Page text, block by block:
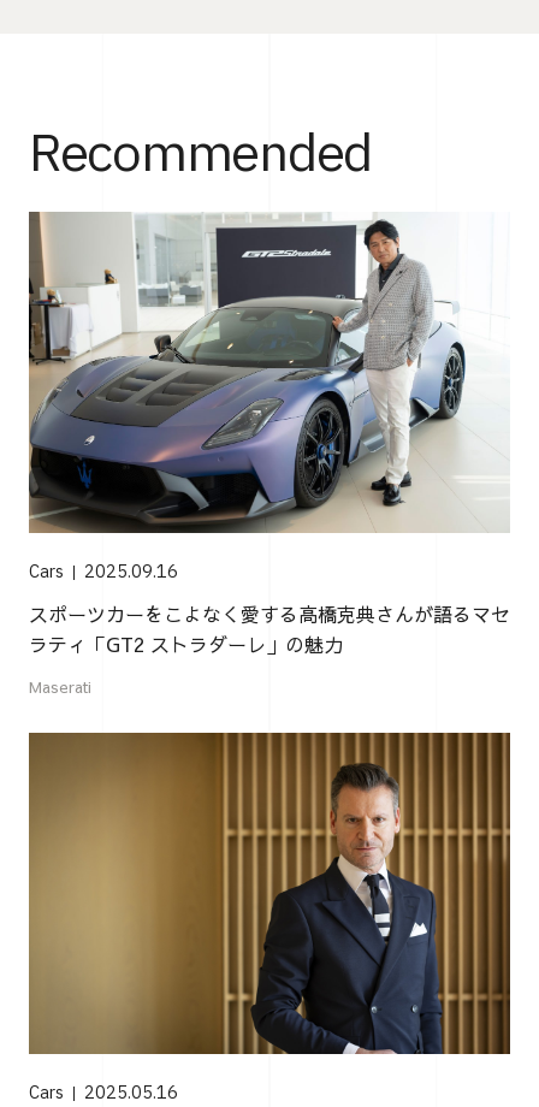
Recommended
Cars 2025.09.16
スポーツカーをこよなく愛する高橋克典さんが語るマセ
ラティ「GT2 ストラダーレ」の魅力
Maserati
Cars 2025.05.16